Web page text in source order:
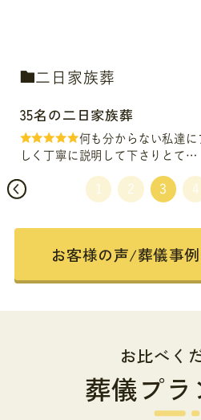
二日家族葬
35名の二日家族葬
何も分からない私達
しく丁寧に説明して下さりとて…
お客様の声/葬儀事
お比べく
葬儀プ